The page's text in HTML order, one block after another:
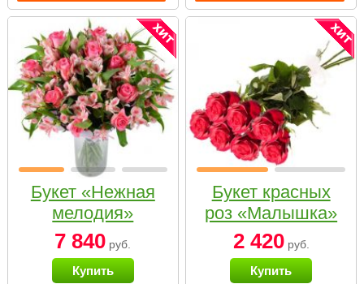
Букет «Нежная
мелодия»
7 840 руб.
Купить
Букет красных
роз «Малышка»
2 420руб.
Купить